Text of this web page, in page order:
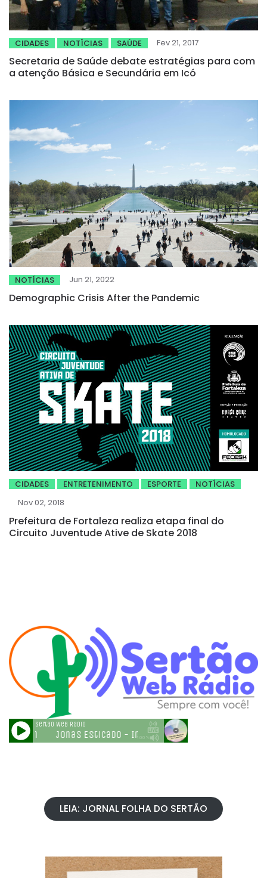
CIDADES NOTÍCIAS SAÚDE Fev 21, 2017
Secretaria de Saúde debate estratégias para com
a atenção Básica e Secundária em Icó
NOTÍCIAS Jun 21, 2022
Demographic Crisis After the Pandemic
CIDADES ENTRETENIMENTO ESPORTE
NOTÍCIAS
Nov 02, 2018
Prefeitura de Fortaleza realiza etapa final do
Circuito Juventude Ative de Skate 2018
LEIA: JORNAL FOLHA DO SERTÃO